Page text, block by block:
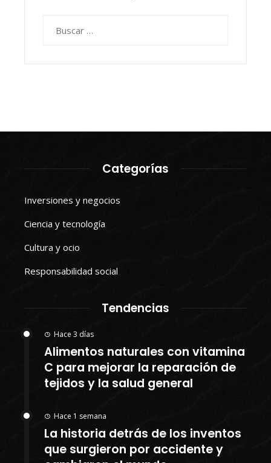
Categorías
Inversiones y negocios
Ciencia y tecnología
Cultura y ocio
Responsabilidad social
Tendencias
Hace 3 días
Alimentos naturales con vitamina
C para mejorar la reparación de
tejidos y la salud general
Hace 1 semana
La historia detrás de los inventos
que surgieron por accidente y